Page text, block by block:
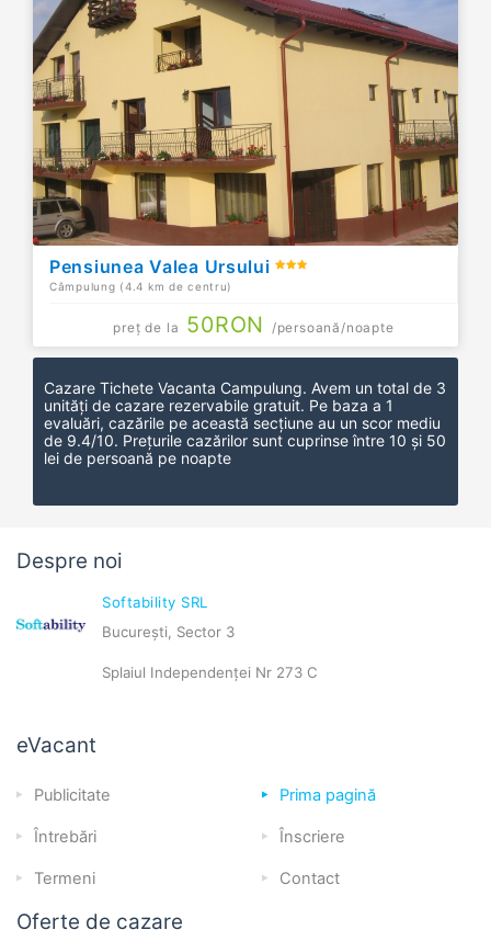
Pensiunea Valea Ursului
Câmpulung (4.4 km de centru)
preț de la 50RON /persoană/noapte
Cazare Tichete Vacanta Campulung. Avem un total de 3
unități de cazare rezervabile gratuit. Pe baza a 1
evaluări, cazările pe această secțiune au un scor mediu
de 9.4/10. Prețurile cazărilor sunt cuprinse între 10 și 50
lei de persoană pe noapte
Despre noi
Softability SRL
București, Sector 3
Splaiul Independenței Nr 273 C
eVacant
Publicitate Prima pagină
Întrebări Înscriere
Termeni Contact
Oferte de cazare